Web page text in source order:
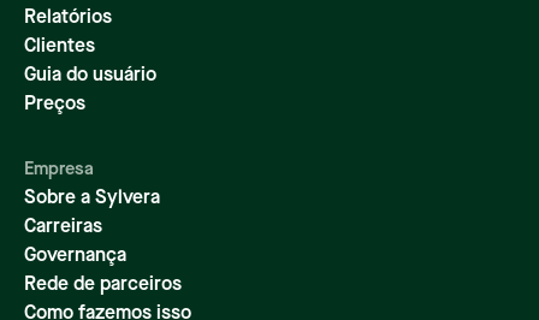
Relatórios
Clientes
Guia do usuário
Preços
Empresa
Sobre a Sylvera
Carreiras
Governança
Rede de parceiros
Como fazemos isso